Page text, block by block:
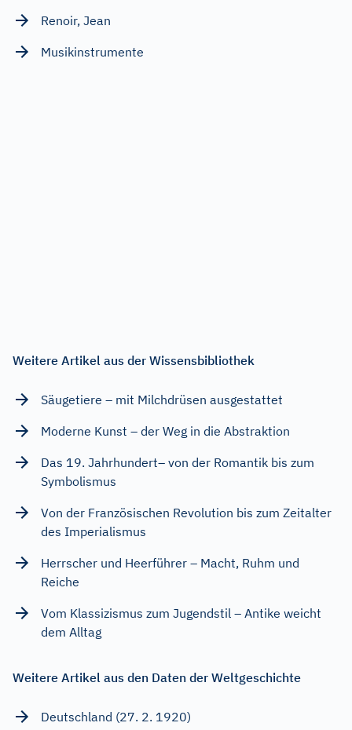
Renoir, Jean
Musikinstrumente
Weitere Artikel aus der Wissensbibliothek
Säugetiere – mit Milchdrüsen ausgestattet
Moderne Kunst – der Weg in die Abstraktion
Das 19. Jahrhundert– von der Romantik bis zum
Symbolismus
Von der Französischen Revolution bis zum Zeitalter
des Imperialismus
Herrscher und Heerführer – Macht, Ruhm und
Reiche
Vom Klassizismus zum Jugendstil – Antike weicht
dem Alltag
Weitere Artikel aus den Daten der Weltgeschichte
Deutschland (27. 2. 1920)